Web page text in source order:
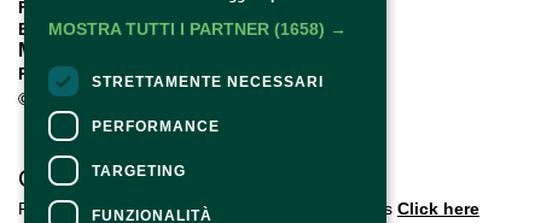
Festival
Edizioni Passate
Mostre 2025
P. IVA IT01657170054
© LanghePhotoFestival2025
CONTACTS
For information and support in purchasing tickets Click here
MOSTRA TUTTI I PARTNER (1658) →
STRETTAMENTE NECESSARI
PERFORMANCE
TARGETING
FUNZIONALITÀ